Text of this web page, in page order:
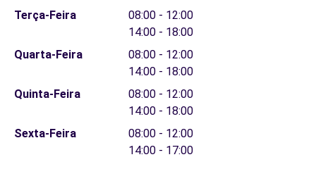
Terça-Feira
08:00 - 12:00
14:00 - 18:00
Quarta-Feira
08:00 - 12:00
14:00 - 18:00
Quinta-Feira
08:00 - 12:00
14:00 - 18:00
Sexta-Feira
08:00 - 12:00
14:00 - 17:00